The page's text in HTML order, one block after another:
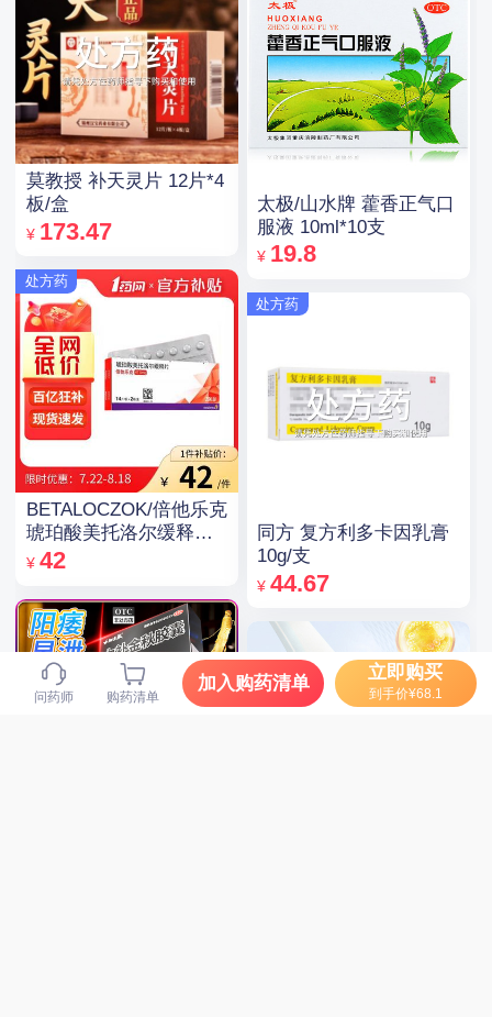
问药师 购药清单
加入购药清单
立即购买
到手价¥68.1
莫教授 补天灵片 12片*4
板/盒
¥ 173.47
处方药
BETALOCZOK/倍他乐克
琥珀酸美托洛尔缓释片
47.5mg*14片*2板
¥ 42
太极/山水牌 藿香正气口
服液 10ml*10支
¥ 19.8
处方药
同方 复方利多卡因乳膏
10g/支
¥ 44.67